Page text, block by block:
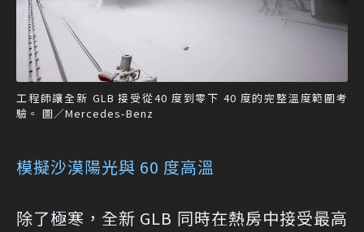
工程師讓全新 GLB 接受從40 度到零下 40 度的完整溫度範圍考
驗。 圖／Mercedes-Benz
模擬沙漠陽光與 60 度高溫
除了極寒，全新 GLB 同時在熱房中接受最高